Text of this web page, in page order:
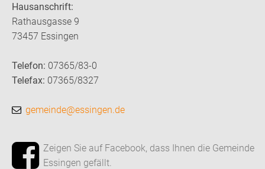
Hausanschrift:
Rathausgasse 9
73457 Essingen
Telefon: 07365/83-0
Telefax: 07365/8327
gemeinde@essingen.de
Zeigen Sie auf Facebook, dass Ihnen die Gemeinde
Essingen gefällt.